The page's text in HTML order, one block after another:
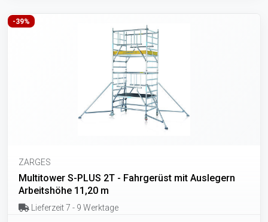
-39%
ZARGES
Multitower S-PLUS 2T - Fahrgerüst mit Auslegern
Arbeitshöhe 11,20 m
Lieferzeit 7 - 9 Werktage